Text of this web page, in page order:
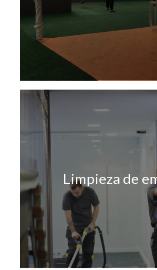
Limpieza de